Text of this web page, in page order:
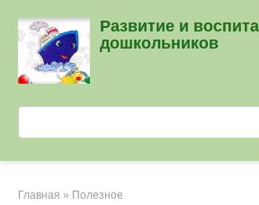
контенту
Развитие и
дошкольников
Главная » Полезное